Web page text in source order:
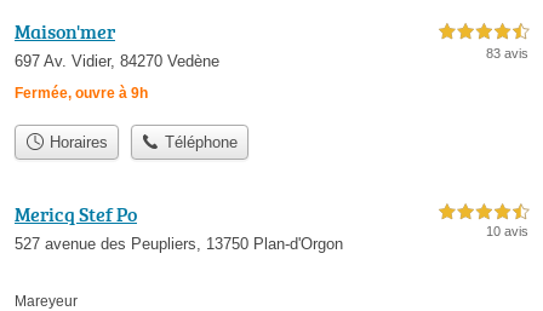
Maison'mer
697 Av. Vidier, 84270 Vedène
Fermée, ouvre à 9h
4,5 étoiles sur 5
83 avis
Horaires Téléphone
Mericq Stef Po
527 avenue des Peupliers, 13750 Plan-d'Orgon
4,5 étoiles sur 5
10 avis
Mareyeur